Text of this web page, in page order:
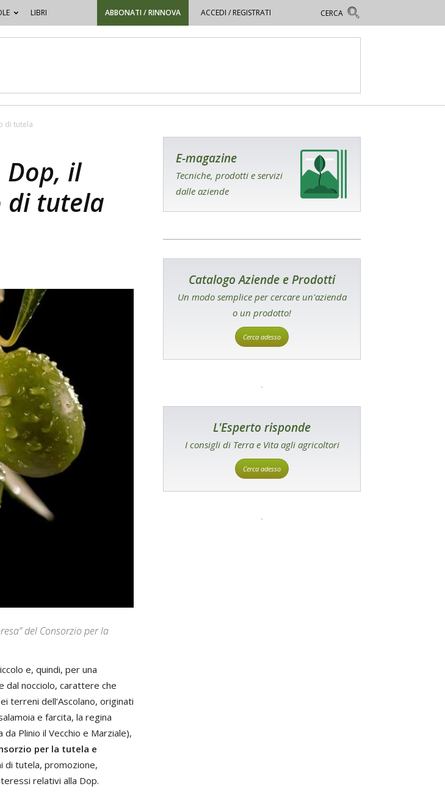
LIBRI ABBONATI / RINNOVA ACCEDI / REGISTRATI
di tutela
Dop, il
di tutela
del Consorzio per la
e, quindi, per una
dal nocciolo, carattere che
terreni dell’Ascolano, originati
e farcita, la regina
Plinio il Vecchio e Marziale),
per la tutela e
di tutela, promozione,
relativi alla Dop.
E-magazine
Tecniche, prodotti e servizi
dalle aziende
Catalogo Aziende e Prodotti
Un modo semplice per cercare un'azienda
o un prodotto!
Cerca adesso
L'Esperto risponde
I consigli di Terra e Vita agli agricoltori
Cerca adesso